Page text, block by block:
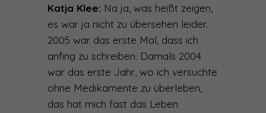
Katja Klee: Na ja, was heißt zeigen,
es war ja nicht zu übersehen leider.
2005 war das erste Mal, dass ich
anfing zu schreiben. Damals 2004
war das erste Jahr, wo ich versuchte
ohne Medikamente zu überleben,
das hat mich fast das Leben